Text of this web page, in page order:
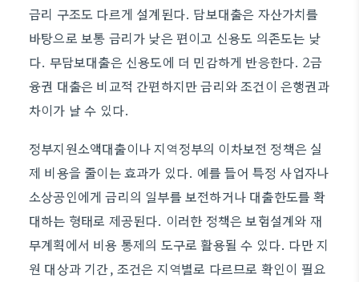
금리 구조도 다르게 설계된다. 담보대출은 자산가치를
바탕으로 보통 금리가 낮은 편이고 신용도 의존도는 낮
다. 무담보대출은 신용도에 더 민감하게 반응한다. 2금
융권 대출은 비교적 간편하지만 금리와 조건이 은행권과
차이가 날 수 있다.
정부지원소액대출이나 지역정부의 이차보전 정책은 실
제 비용을 줄이는 효과가 있다. 예를 들어 특정 사업자나
소상공인에게 금리의 일부를 보전하거나 대출한도를 확
대하는 형태로 제공된다. 이러한 정책은 보험설계와 재
무계획에서 비용 통제의 도구로 활용될 수 있다. 다만 지
원 대상과 기간, 조건은 지역별로 다르므로 확인이 필요